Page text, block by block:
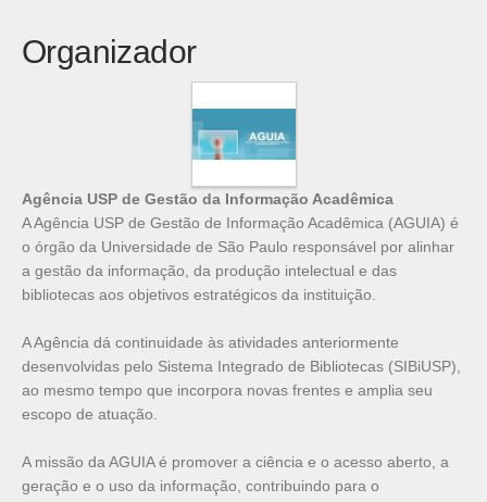
Organizador
Agência USP de Gestão da Informação Acadêmica
A Agência USP de Gestão de Informação Acadêmica (AGUIA) é
o órgão da Universidade de São Paulo responsável por alinhar
a gestão da informação, da produção intelectual e das
bibliotecas aos objetivos estratégicos da instituição.
A Agência dá continuidade às atividades anteriormente
desenvolvidas pelo Sistema Integrado de Bibliotecas (SIBiUSP),
ao mesmo tempo que incorpora novas frentes e amplia seu
escopo de atuação.
A missão da AGUIA é promover a ciência e o acesso aberto, a
geração e o uso da informação, contribuindo para o